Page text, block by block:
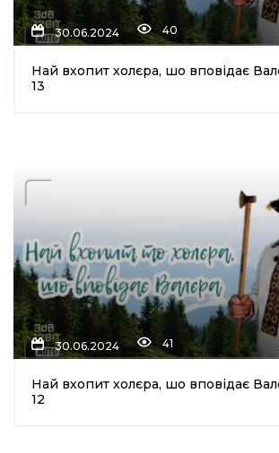
холєра, шо вповідає
Героям!
вісті
30.06.2024 40
Най вхопит холєра, шо вповідає
13
30.06.2024 41
Най вхопит холєра, шо вповідає
12